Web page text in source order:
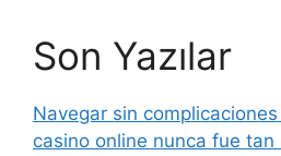
Son Yazılar
Navegar sin
casino online nunca fue tan